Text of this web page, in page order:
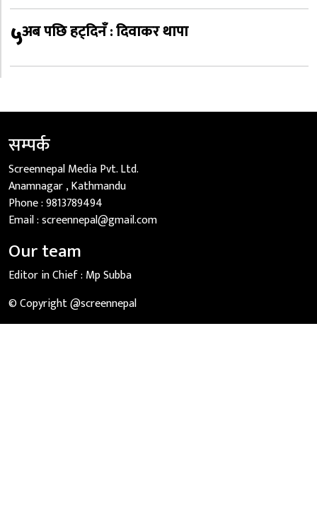
५अब पछि हट्दिनँ : दिवाकर थापा
सम्पर्क
Screennepal Media Pvt. Ltd.
Anamnagar , Kathmandu
Phone :9813789494
Email :screennepal@gmail.com
Our team
Editor in Chief : Mp Subba
© Copyright @screennepal